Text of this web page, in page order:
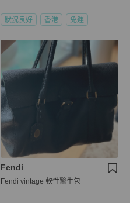
狀況良好 香港 免運
Fendi
Fendi vintage 軟性醫生包